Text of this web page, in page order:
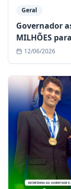
Geral
Governador
MILHÕES
12/06/2026